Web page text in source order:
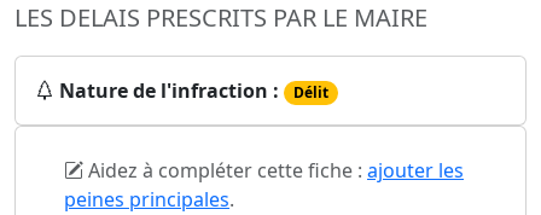
LES DELAIS PRESCRITS PAR LE MAIRE
Nature de l'infraction : Délit
Aidez à compléter cette fiche : ajouter les
peines principales.